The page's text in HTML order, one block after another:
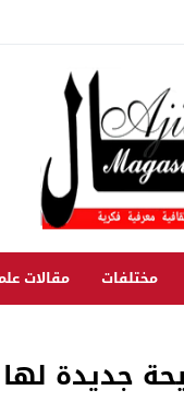
مختلفات مقالات
جديدة